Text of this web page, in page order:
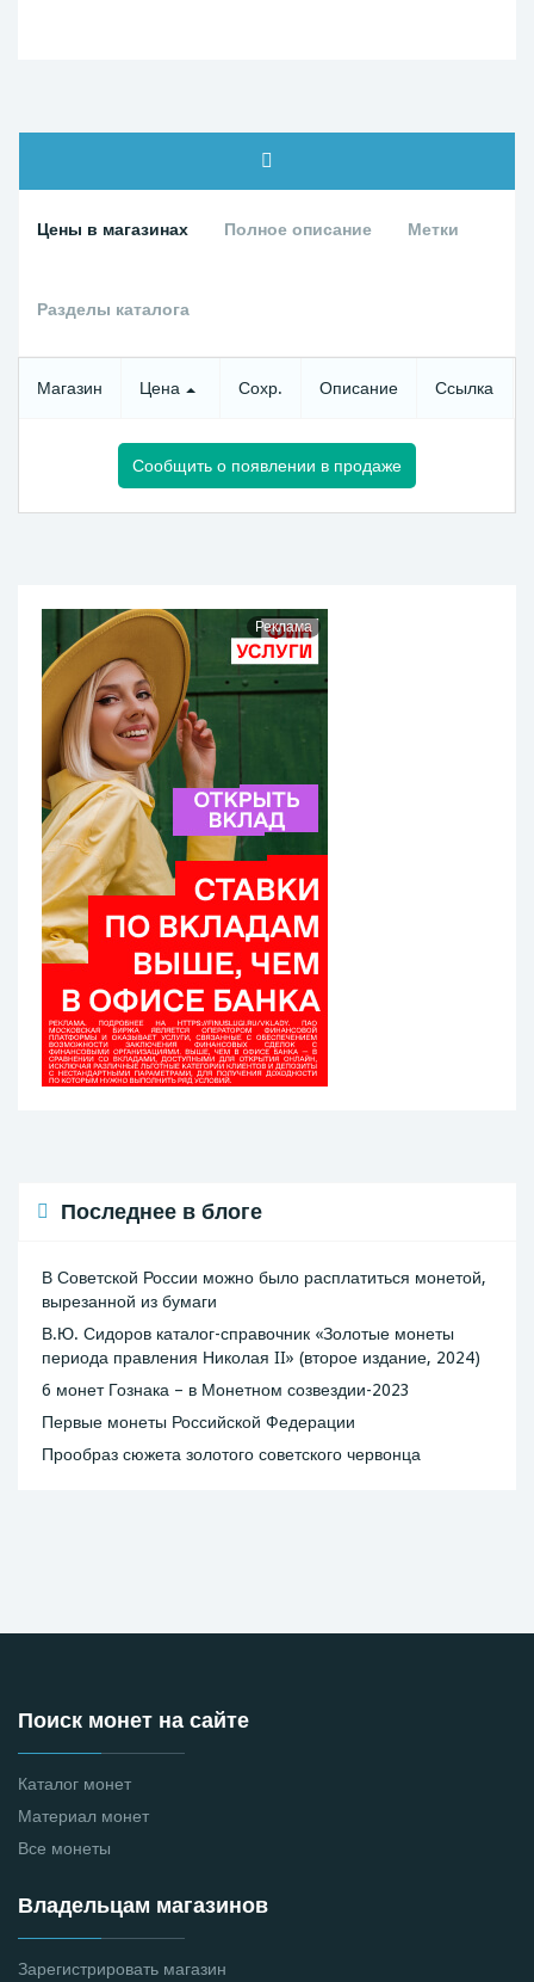
Цены в магазинах Полное описание Метки
Разделы каталога
Магазин Цена Сохр. Описание Ссылка
Сообщить о появлении в продаже
Реклама
Последнее в блоге
В Советской России можно было расплатиться монетой,
вырезанной из бумаги
В.Ю. Сидоров каталог-справочник «Золотые монеты
периода правления Николая II» (второе издание, 2024)
6 монет Гознака – в Монетном созвездии-2023
Первые монеты Российской Федерации
Прообраз сюжета золотого советского червонца
Поиск монет на сайте
Каталог монет
Материал монет
Все монеты
Владельцам магазинов
Зарегистрировать магазин